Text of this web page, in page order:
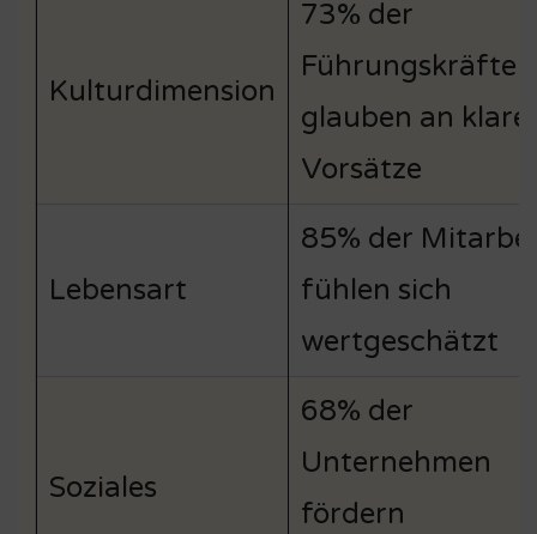
Kulturdimension
73% der
Führungskräfte
glauben an klare
Vorsätze
Lebensart
85% der
fühlen sich
wertgeschätzt
Soziales
68% der
Unternehmen
fördern